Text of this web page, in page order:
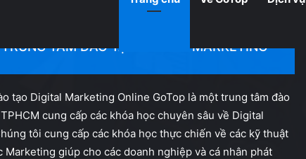
TÂM ĐÀO TẠO DIGITAL MARKETING
tạo Digital Marketing Online GoTop là một trung tâm đào
cung cấp các khóa học chuyên sâu về Digital
tôi cung cấp các khóa học thực chiến về các kỹ thuật
Marketing giúp cho các doanh nghiệp và cá nhân phát